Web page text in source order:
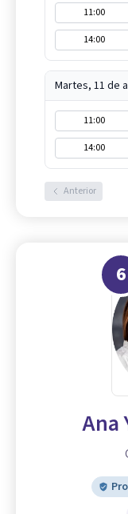
11:00
14:00
Martes, 11 de
11:00
14:00
Anterior
6
Ana